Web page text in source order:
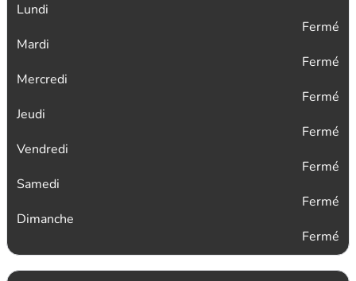
Lundi
Fermé
Mardi
Fermé
Mercredi
Fermé
Jeudi
Fermé
Vendredi
Fermé
Samedi
Fermé
Dimanche
Fermé